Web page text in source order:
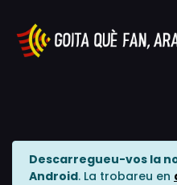
Descarregueu-vos la
Android. La trobareu en